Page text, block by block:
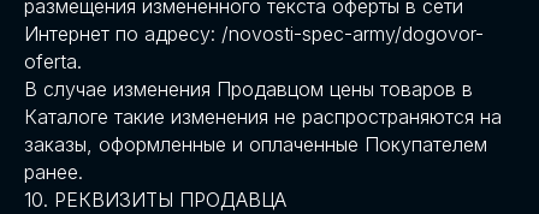
размещения измененного текста оферты в сети
Интернет по адресу: /novosti-spec-army/dogovor-
oferta.
В случае изменения Продавцом цены товаров в
Каталоге такие изменения не распространяются на
заказы, оформленные и оплаченные Покупателем
ранее.
10. РЕКВИЗИТЫ ПРОДАВЦА